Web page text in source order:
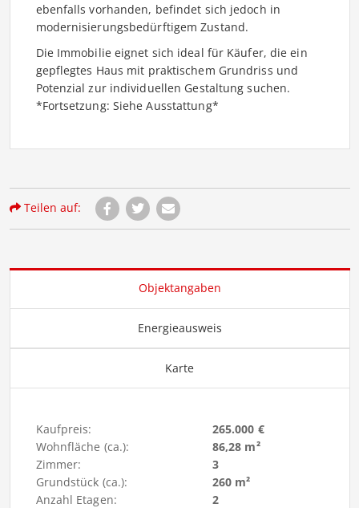
ebenfalls vorhanden, befindet sich jedoch in
modernisierungsbedürftigem Zustand.
Die Immobilie eignet sich ideal für Käufer, die ein
gepflegtes Haus mit praktischem Grundriss und
Potenzial zur individuellen Gestaltung suchen.
*Fortsetzung: Siehe Ausstattung*
Teilen auf:
Objektangaben
Energieausweis
Karte
Kaufpreis:
265.000 €
Wohnfläche (ca.):
86,28 m²
Zimmer:
3
Grundstück (ca.):
260 m²
Anzahl Etagen:
2